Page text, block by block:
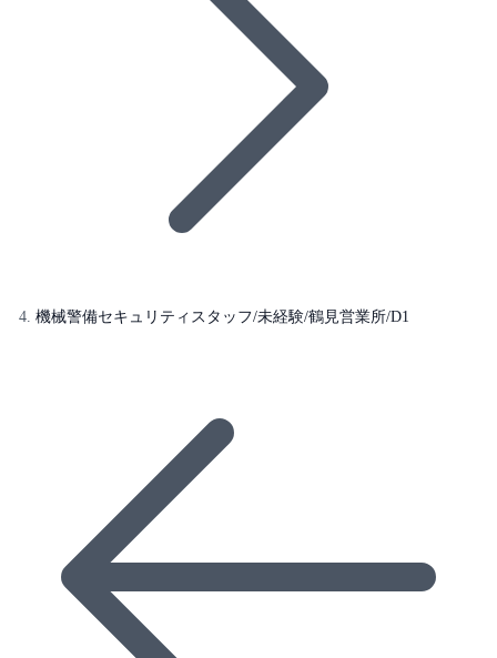
機械警備セキュリティスタッフ/未経験/鶴見営業所/D1